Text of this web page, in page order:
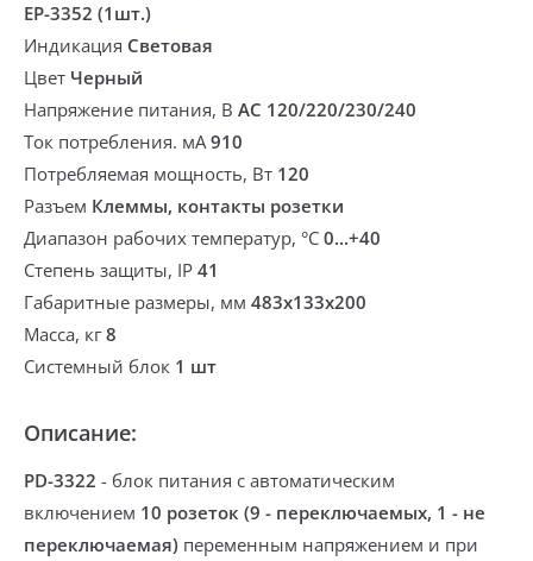
EP-3352 (1шт.)
Индикация Световая
Цвет Черный
Напряжение питания, В AC 120/220/230/240
Ток потребления. мА910
Потребляемая мощность, Вт 120
Разъем Клеммы, контакты розетки
Диапазон рабочих температур, °С 0...+40
Степень защиты, IP 41
Габаритные размеры, мм 483х133х200
Масса, кг8
Системный блок 1 шт
Описание:
PD-3322 - блок питания с автоматическим
включением 10 розеток (9 - переключаемых, 1 - не
переключаемая) переменным напряжением и при